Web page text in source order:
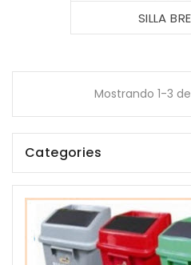
SILLA
Mostrando 1-3
Categories